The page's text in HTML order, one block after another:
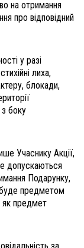
на отримання
про відповідний
у разі
лиха,
блокади,
з боку
Учаснику Акції,
допускаються
Подарунку,
предметом
як предмет